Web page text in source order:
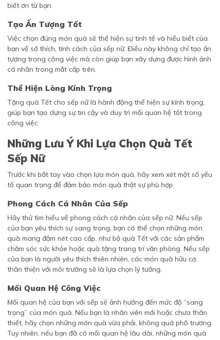
biết ơn từ bạn.
Tạo Ấn Tượng Tốt
Việc chọn đúng món quà sẽ thể hiện sự tinh tế và hiểu biết của
bạn về sở thích, tính cách của sếp nữ. Điều này không chỉ tạo ấn
tượng trong công việc mà còn giúp bạn xây dựng được hình ảnh
cá nhân trong mắt cấp trên.
Thể Hiện Lòng Kính Trọng
Tặng quà Tết cho sếp nữ là hành động thể hiện sự kính trọng,
giúp bạn tạo dựng sự tin cậy và duy trì mối quan hệ tốt trong
công việc.
Những Lưu Ý Khi Lựa Chọn Quà Tết
Sếp Nữ
Trước khi bắt tay vào chọn lựa món quà, hãy xem xét một số yếu
tố quan trọng để đảm bảo món quà thật sự phù hợp.
Phong Cách Cá Nhân Của Sếp
Hãy thử tìm hiểu về phong cách cá nhân của sếp nữ. Nếu sếp
của bạn yêu thích sự sang trọng, bạn có thể chọn những món
quà mang đậm nét cao cấp, như bộ quà Tết với các sản phẩm
chăm sóc sức khỏe hoặc quà tặng trang trí văn phòng. Nếu sếp
của bạn là người yêu thích thiên nhiên, các món quà hữu cơ,
thân thiện với môi trường sẽ là lựa chọn lý tưởng.
Mối Quan Hệ Công Việc
Mối quan hệ của bạn với sếp sẽ ảnh hưởng đến mức độ “sang
trọng” của món quà. Nếu bạn là nhân viên mới hoặc chưa thân
thiết, hãy chọn những món quà vừa phải, không quá phô trương.
Tuy nhiên, nếu bạn đã có mối quan hệ lâu dài, những món quà